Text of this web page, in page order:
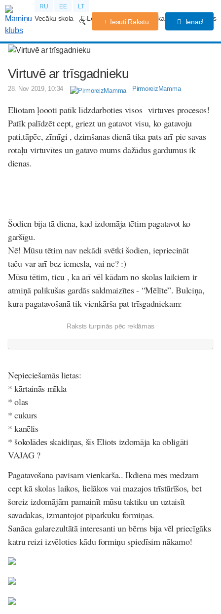
RU EE LT
Vecāku skola E-Lekcijas Grūtniecības kalendārs Forums
Iesūti Rakstu Ienāc!
Virtuvē ar trīsgadnieku
28. Nov 2019, 10:34 PirmoreizMamma
Eliotam ļoooti patīk līdzdarboties visos virtuves procesos!
Patīk palīdzēt cept, griezt un gatavot visu, ko gatavoju
pati,tāpēc, zīmīgi , dzimšanas dienā tika pats arī pie savas
rotaļu virtuvītes un gatavo mums dažādus gardumus ik
dienas.
Šodien bija tā diena, kad izdomāja tētim pagatavot ko
garšīgu.
Nē! Mūsu tētim nav nekādi svētki šodien, iepriecināt
taču var arī bez iemesla, vai ne? :)
Mūsu tētim, ticu , ka arī vēl kādam no skolas laikiem ir
atmiņā palikušas gardās saldmaizītes - “Mēlīte”. Bulciņa,
kura pagatavošanā tik vienkārša pat trīsgadniekam:
Raksts turpinās pēc reklāmas
Nepieciešamās lietas:
* kārtainās mīkla
* olas
* cukurs
* kanēlis
* šokolādes skaidiņas, šīs Eliots izdomāja ka obligāti
VAJAG ?
Pagatavošana pavisam vienkārša.. Ikdienā mēs mēdzam
cept kā skolas laikos, lielākos vai mazajos trīstūrīšos, bet
šoreiz izdomājām pamainīt mūsu taktiku un uztaisīt
savādākas, izmantojot piparkūku formiņas.
Sanāca galarezultātā interesanti un bērns bija vēl priecīgāks
katru reizi izvēloties kādu formiņu spiedīsim nākamo!